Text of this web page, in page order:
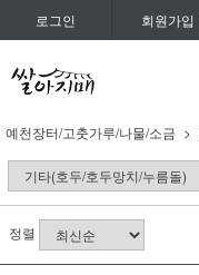
로그인 회원가입
예천장터/고춧가루/나물/소금
정렬